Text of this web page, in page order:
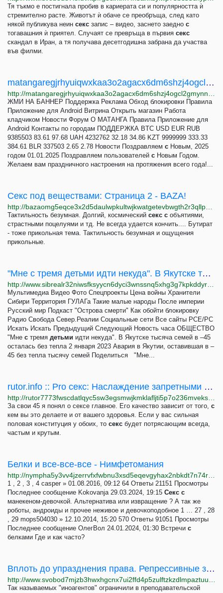
Тя тъкмо е постигнала пробив в кариерата си и популярността ѝ
стремително расте. Животът ѝ обаче се преобръща, след като
някой публикува неин секс запис – видео, заснето заедно с
тогавашния ѝ приятел. Случаят се превръща в първия секс
скандал в Иран, а тя получава десетгодишна забрана да участва
във филми.
matangaregjrhyuiqwxkaa3o2agacx6dm6shzj4ogcl2gmynnskpqwad.onion | Новость - Секс и наркотики
ЖМИ НА БАННЕР Поддержка Реклама Обход блокировки Правила
Приложение для Android Витрина Открыть магазин Работа
кладчиком Новости Форум О МАТАНГА Правила Приложение для
Android Контакты по городам ПОДДЕРЖКА BTC USD EUR RUB
9385503 83.61 97.68 UAH 4232762 32.18 34.86 KZT 9999999 333.33
384.61 BLR 337503 2.65 2.78 Новости Поздравляем с Новым, 2025
годом 01.01.2025 Поздравляем пользователей с Новым Годом.
Желаем вам праздничного настроения на протяжения всего года!...
Секс под веществами: Страница 2 - BAZA!
Тактильность безумная. Долгий, космический секс с объятиями,
страстными поцелуями и тд. Не всегда удается кончить.... Бутират
- тоже прикольная тема. Тактильность безумная и ощущения
прикольные.
"Мне с тремя детьми идти некуда". В Якутске тысяча семей в –45 осталась без тепла
Мультимедиа Видео Фото Спецпроекты Цена войны Хранители
Сибири Территория ГУЛАГа Такие малые народы После империи
Русский мир Подкаст "Острова смерти" Как обойти блокировку
Радио Свобода Север.Реалии Социальные сети Все сайты РСЕ/РС
Искать Искать Предыдущий Следующий Новость часа ОБЩЕСТВО
"Мне с тремя детьми идти некуда". В Якутске тысяча семей в –45
осталась без тепла 2 января 2023 Авария в Якутии, оставившая в –
45 без тепла тысячу семей Поделиться "Мне...
rutor.info :: Pro секс: Наслаждение запретными удовольствиями / Pro Sex: The better sex series:...
За свои 45 я понял о сексе главное. Его качество зависит от того, с
кем вы это делаете и от вашего здоровья. Если у вас сильная
половая конституция у обоих, то секс будет потрясающим всегда,
частым и крутым.
Белки и все-все-все - Нимфетомания
1 , 2 , 3 , 4 casper » 01.08.2016, 09:12 64 Ответы 21151 Просмотры
Последнее сообщение Kokovanja 29.03.2024, 19:15 Секс с
манекеном-девочкой. Альтернатива или извращение ? А так же
роботы, андроиды и прочее неживое и девочкоподобное 1 … 27 , 28
, 29 mops504030 » 12.10.2014, 15:20 570 Ответы 91051 Просмотры
Последнее сообщение ОлегВол 24.01.2024, 01:30 Встречи с
белками Где и как часто?
Вплоть до упразднения права. Репрессивные законы 2022 года
Так называемых "иноагентов" ограничили в преподавательской